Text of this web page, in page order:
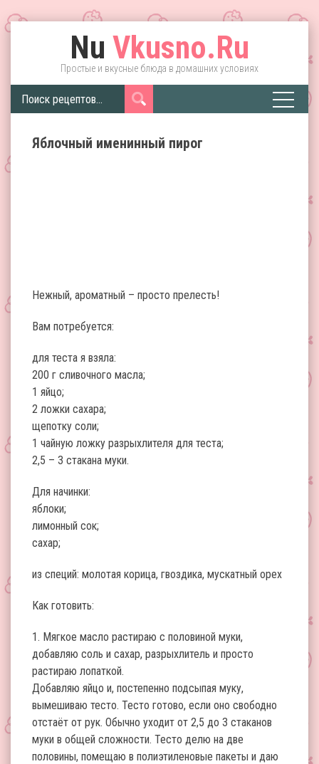
Nu Vkusno.Ru
Простые и вкусные блюда в домашних условиях
Яблочный именинный пирог
Нежный, ароматный – просто прелесть!
Вам потребуется:
для теста я взяла:
200 г сливочного масла;
1 яйцо;
2 ложки сахара;
щепотку соли;
1 чайную ложку разрыхлителя для теста;
2,5 – 3 стакана муки.
Для начинки:
яблоки;
лимонный сок;
сахар;
из специй: молотая корица, гвоздика, мускатный орех
Как готовить:
1. Мягкое масло растираю с половиной муки,
добавляю соль и сахар, разрыхлитель и просто
растираю лопаткой.
Добавляю яйцо и, постепенно подсыпая муку,
вымешиваю тесто. Тесто готово, если оно свободно
отстаёт от рук. Обычно уходит от 2,5 до 3 стаканов
муки в общей сложности. Тесто делю на две
половины, помещаю в полиэтиленовые пакеты и даю